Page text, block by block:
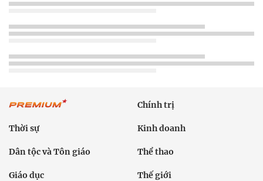
Chính trị
Thời sự Kinh doanh
Dân tộc và Tôn giáo Thể thao
Giáo dục Thế giới